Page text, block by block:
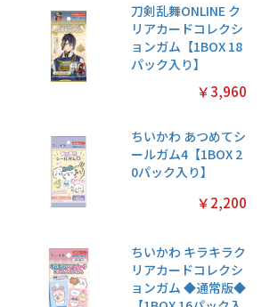
刀剣乱舞ONLINE ク
リアカードコレクシ
ョンガム【1BOX 18
パック入り】
￥3,960
ちいかわ あつめてシ
ールガム4【1BOX 2
0パック入り】
￥2,200
ちいかわ キラキラク
リアカードコレクシ
ョンガム ◆通常版◆